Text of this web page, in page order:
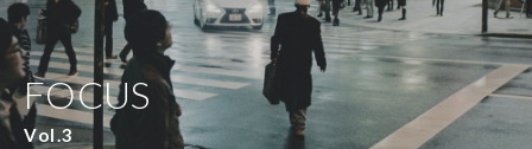
FOCUS
Vol.3